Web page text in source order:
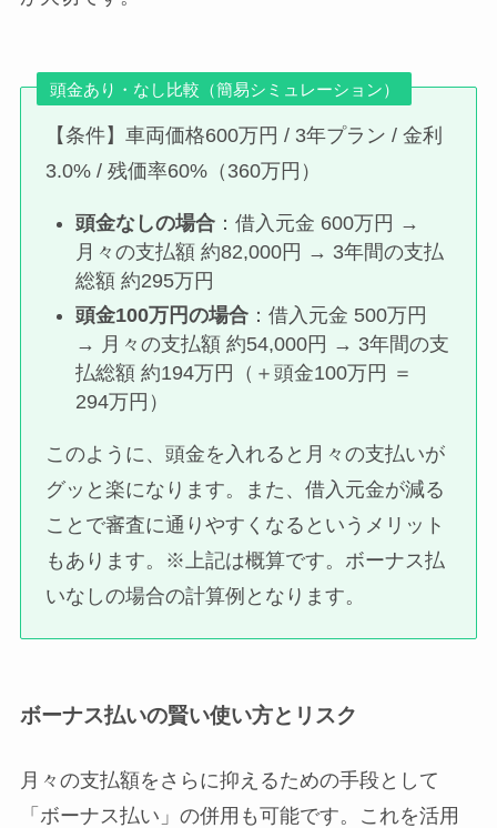
頭金あり・なし比較（簡易シミュレーション）
【条件】車両価格600万円 / 3年プラン / 金利
3.0% / 残価率60%（360万円）
頭金なしの場合 ：借入元金 600万円 →
月々の支払額 約82,000円 → 3年間の支払
総額 約295万円
頭金100万円の場合 ：借入元金 500万円
→ 月々の支払額 約54,000円 → 3年間の支
払総額 約194万円（＋頭金100万円 ＝
294万円）
このように、頭金を入れると月々の支払いが
グッと楽になります。また、借入元金が減る
ことで審査に通りやすくなるというメリット
もあります。※上記は概算です。ボーナス払
いなしの場合の計算例となります。
ボーナス払いの賢い使い方とリスク
月々の支払額をさらに抑えるための手段として
「ボーナス払い」の併用も可能です。これを活用